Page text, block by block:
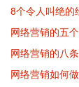
8个令人叫绝的
网络营销的五
网络营销的八
网络营销如何